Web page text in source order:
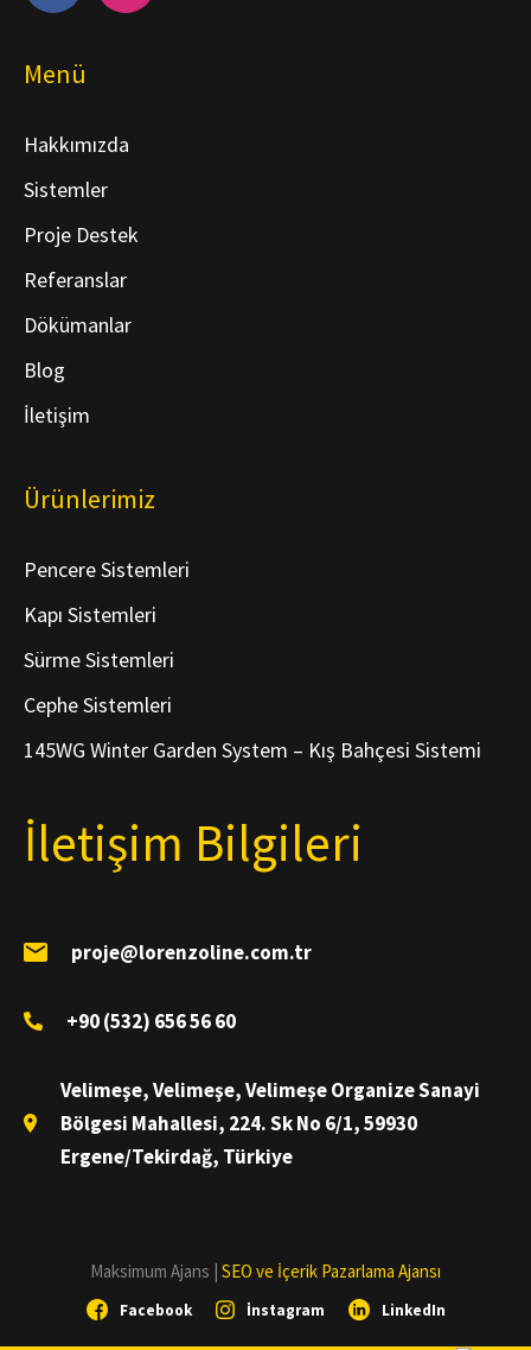
Menü
Hakkımızda
Sistemler
Proje Destek
Referanslar
Dökümanlar
Blog
İletişim
Ürünlerimiz
Pencere Sistemleri
Kapı Sistemleri
Sürme Sistemleri
Cephe Sistemleri
145WG Winter Garden System – Kış Bahçesi Sistemi
İletişim Bilgileri
proje@lorenzoline.com.tr
+90 (532) 656 56 60
Velimeşe, Velimeşe, Velimeşe Organize Sanayi
Bölgesi Mahallesi, 224. Sk No 6/1, 59930
Ergene/Tekirdağ, Türkiye
Maksimum Ajans | SEO ve İçerik Pazarlama Ajansı
Facebook İnstagram LinkedIn